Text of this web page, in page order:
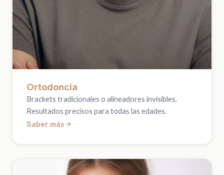
Ortodoncia
Brackets tradicionales o alineadores invisibles.
Resultados precisos para todas las edades.
Saber más